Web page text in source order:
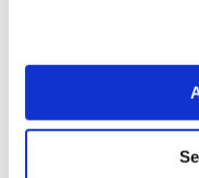
Dit kan eventueel met
Amerikaanse series,
juridische argumenten
laag mogelijk te